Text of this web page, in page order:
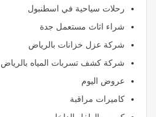
رحلات سياحية في اسطنبول
شراء اثاث مستعمل جدة
شركة عزل خزانات بالرياض
شركة كشف تسربات المياه
عروض اليوم
كاميرات مراقبة